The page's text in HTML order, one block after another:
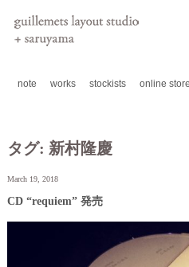
note works stockists online store
タグ: 新村隆慶
March 19, 2018
CD “requiem” 発売